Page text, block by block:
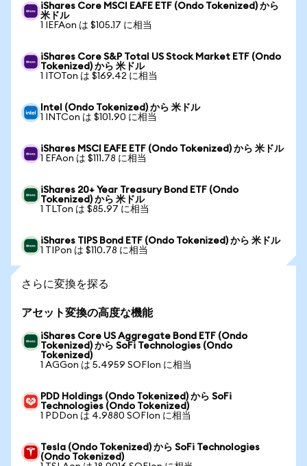
iShares Core MSCI EAFE ETF (Ondo Tokenized) から
米ドル
1 IEFAon は $105.17 に相当
iShares Core S&P Total US Stock Market ETF (Ondo
Tokenized) から 米ドル
1 ITOTon は $169.42 に相当
Intel (Ondo Tokenized) から 米ドル
1 INTCon は $101.90 に相当
iShares MSCI EAFE ETF (Ondo Tokenized) から 米ドル
1 EFAon は $111.78 に相当
iShares 20+ Year Treasury Bond ETF (Ondo
Tokenized) から 米ドル
1 TLTon は $85.97 に相当
iShares TIPS Bond ETF (Ondo Tokenized) から 米ドル
1 TIPon は $110.78 に相当
さらに変換を探る
アセット変換の高度な機能
iShares Core US Aggregate Bond ETF (Ondo
Tokenized) から SoFi Technologies (Ondo
Tokenized)
1 AGGon は 5.4959 SOFIon に相当
PDD Holdings (Ondo Tokenized) から SoFi
Technologies (Ondo Tokenized)
1 PDDon は 4.9880 SOFIon に相当
Tesla (Ondo Tokenized) から SoFi Technologies
(Ondo Tokenized)